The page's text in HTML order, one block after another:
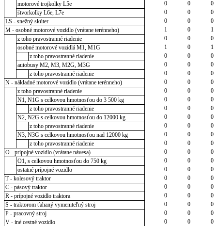
motorové trojkolky L5e
0 0
0
štvorkolky L6e, L7e
0 0
0
LS - snežný skúter
0 0
0
M - osobné motorové vozidlo (vrátane terénneho)
1 0
1
z toho pravostranné riadenie
0 0
0
osobné motorové vozidlá M1, M1G
1 0
1
z toho pravostranné riadenie
0 0
0
autobusy M2, M3, M2G, M3G
0 0
0
z toho pravostranné riadenie
0 0
0
N - nákladné motorové vozidlo (vrátane terénneho)
0 0
0
z toho pravostranné riadenie
0 0
0
N1, N1G s celkovou hmotnosťou do 3 500 kg
0 0
0
z toho pravostranné riadenie
0 0
0
N2, N2G s celkovou hmotnosťou do 12000 kg
0 0
0
z toho pravostranné riadenie
0 0
0
N3, N3G s celkovou hmotnosťou nad 12000 kg
0 0
0
z toho pravostranné riadenie
0 0
0
O - prípojné vozidlo (vrátane návesa)
0 0
0
O1, s celkovou hmotnosťou do 750 kg
0 0
0
ostatné prípojné vozidlo
0 0
0
T - kolesový traktor
0 0
0
C - pásový traktor
0 0
0
R - prípojné vozidlo traktora
0 0
0
S - traktorom ťahaný vymeniteľný stroj
0 0
0
P - pracovný stroj
0 0
0
V - iné cestné vozidlo
0 0
0